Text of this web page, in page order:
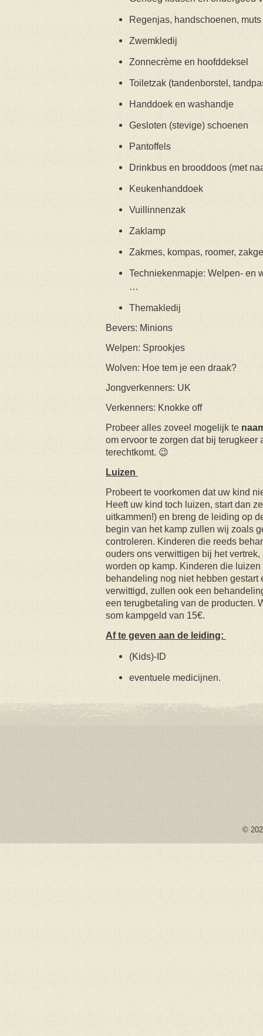
Regenjas, handschoenen, muts
Zwemkledij
Zonnecrème en hoofddeksel
Toiletzak (tandenborstel,
Handdoek en washandje
Gesloten (stevige) schoenen
Pantoffels
Drinkbus en brooddoos (met
Keukenhanddoek
Vuillinnenzak
Zaklamp
Zakmes, kompas, roomer,
Techniekenmapje: Welpen- en
…
Themakledij
Bevers: Minions
Welpen: Sprookjes
Wolven: Hoe tem je een draak?
Jongverkenners: UK
Verkenners: Knokke off
Probeer alles zoveel mogelijk te
om ervoor te zorgen dat bij terugkeer
terechtkomt. 😉
Luizen
Probeert te voorkomen dat uw kind
Heeft uw kind toch luizen, start dan
uitkammen!) en breng de leiding op
begin van het kamp zullen wij zoals
controleren. Kinderen die reeds
ouders ons verwittigen bij het
worden op kamp. Kinderen die
behandeling nog niet hebben
verwittigd, zullen ook een
een terugbetaling van de producten.
som kampgeld van 15€.
Af te geven aan de leiding:
(Kids)-ID
eventuele medicijnen.
©